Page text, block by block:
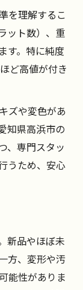
を理解するこ
ット数）、重
す。特に純度
ど高値が付き
ズや変色があ
知県高浜市の
、専門スタッ
うため、安心
新品やほぼ未
方、変形や汚
能性がありま